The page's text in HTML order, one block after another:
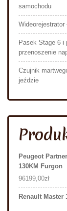
samochodu
Pasek Stage 6 i
przenoszenie
Czujnik
jeździe
Peugeot
130KM Furgon
96199,00zł
Renault Master